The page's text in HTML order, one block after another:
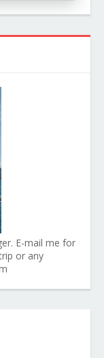
E-mail me for
or any